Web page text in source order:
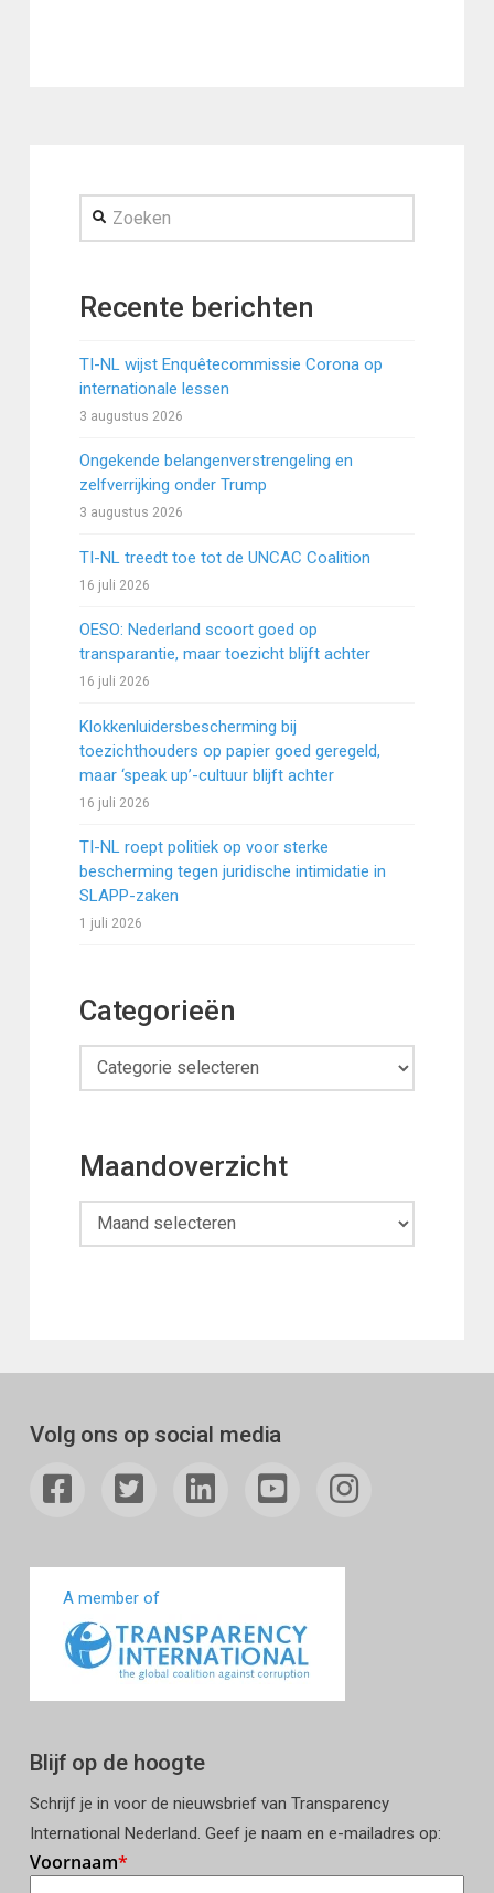
Zoeken
Recente berichten
TI-NL wijst Enquêtecommissie Corona op
internationale lessen
3 augustus 2026
Ongekende belangenverstrengeling en
zelfverrijking onder Trump
3 augustus 2026
TI-NL treedt toe tot de UNCAC Coalition
16 juli 2026
OESO: Nederland scoort goed op
transparantie, maar toezicht blijft achter
16 juli 2026
Klokkenluidersbescherming bij
toezichthouders op papier goed geregeld,
maar ‘speak up’-cultuur blijft achter
16 juli 2026
TI-NL roept politiek op voor sterke
bescherming tegen juridische intimidatie in
SLAPP-zaken
1 juli 2026
Categorieën
Categorieën
Maandoverzicht
Maandoverzicht
Volg ons op social media
A member of
Blijf op de hoogte
Schrijf je in voor de nieuwsbrief van Transparency
International Nederland. Geef je naam en e-mailadres op: